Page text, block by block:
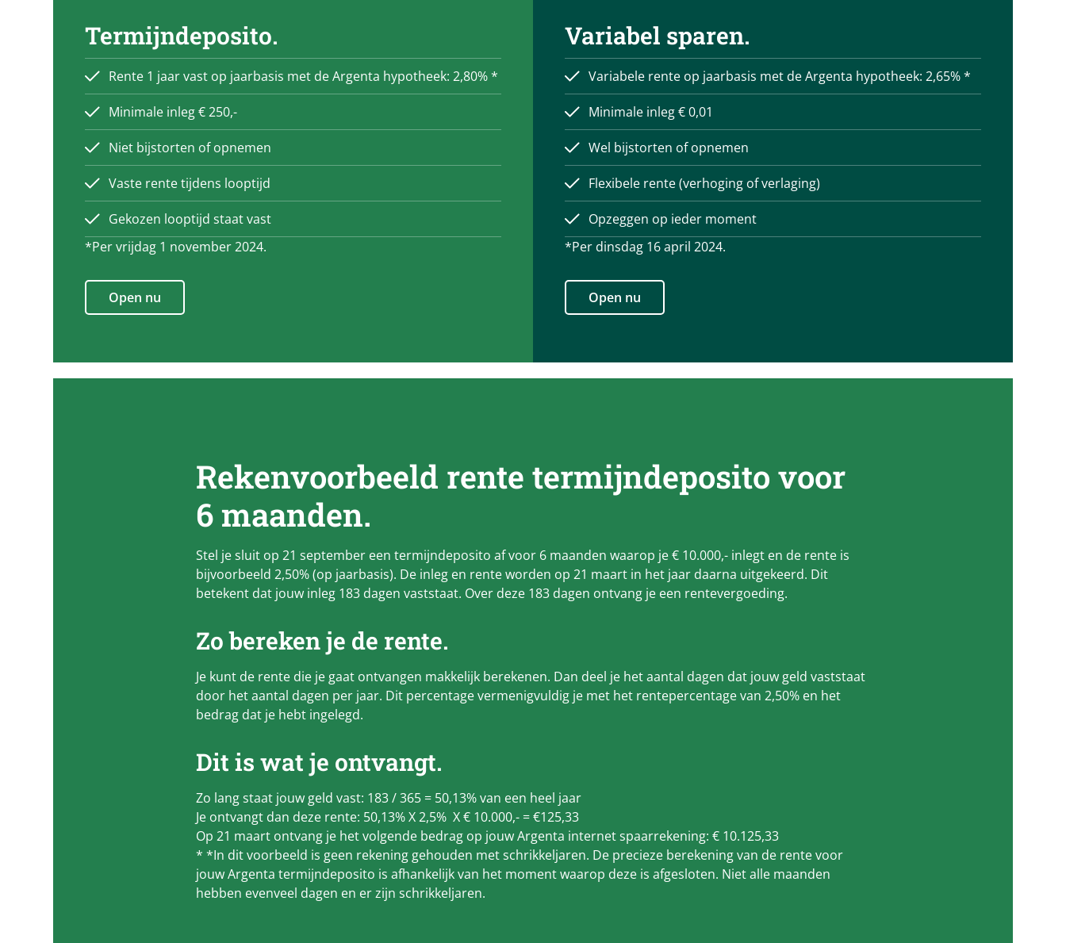
Termijndeposito.
Rente 1 jaar vast op jaarbasis met de Argenta hypotheek: 2,80% *
Minimale inleg € 250,-
Niet bijstorten of opnemen
Vaste rente tijdens looptijd
Gekozen looptijd staat vast
*Per vrijdag 1 november 2024.
Open nu
Variabel sparen.
Variabele rente op jaarbasis met de Argenta hypotheek: 2,65% *
Minimale inleg € 0,01
Wel bijstorten of opnemen
Flexibele rente (verhoging of verlaging)
Opzeggen op ieder moment
*Per dinsdag 16 april 2024.
Open nu
Rekenvoorbeeld rente termijndeposito voor
6 maanden.
Stel je sluit op 21 september een termijndeposito af voor 6 maanden waarop je € 10.000,- inlegt en de rente is
bijvoorbeeld 2,50% (op jaarbasis). De inleg en rente worden op 21 maart in het jaar daarna uitgekeerd. Dit
betekent dat jouw inleg 183 dagen vaststaat. Over deze 183 dagen ontvang je een rentevergoeding.
Zo bereken je de rente.
Je kunt de rente die je gaat ontvangen makkelijk berekenen. Dan deel je het aantal dagen dat jouw geld vaststaat
door het aantal dagen per jaar. Dit percentage vermenigvuldig je met het rentepercentage van 2,50% en het
bedrag dat je hebt ingelegd.
Dit is wat je ontvangt.
Zo lang staat jouw geld vast: 183 / 365 = 50,13% van een heel jaar
Je ontvangt dan deze rente: 50,13% X 2,5% X € 10.000,- =€125,33
Op 21 maart ontvang je het volgende bedrag op jouw Argenta internet spaarrekening: € 10.125,33
* *In dit voorbeeld is geen rekening gehouden met schrikkeljaren. De precieze berekening van de rente voor
jouw Argenta termijndeposito is afhankelijk van het moment waarop deze is afgesloten. Niet alle maanden
hebben evenveel dagen en er zijn schrikkeljaren.